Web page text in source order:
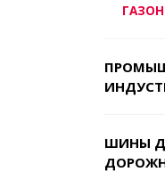
ШИНЫ